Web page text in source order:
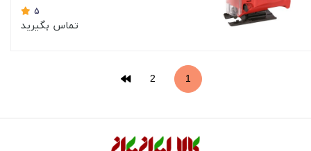
5
تماس بگیرید
1
2